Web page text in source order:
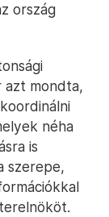
ország
azt mondta,
néha
is
szerepe,